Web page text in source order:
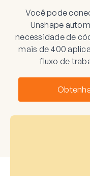
Você pode
Unshape
necessidade de
mais de 400
fluxo de